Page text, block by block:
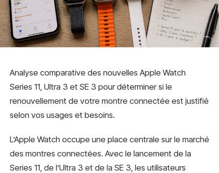
Analyse comparative des nouvelles Apple Watch
Series 11, Ultra 3 et SE 3 pour déterminer si le
renouvellement de votre montre connectée est justifié
selon vos usages et besoins.
L’Apple Watch occupe une place centrale sur le marché
des montres connectées. Avec le lancement de la
Series 11, de l’Ultra 3 et de la SE 3, les utilisateurs